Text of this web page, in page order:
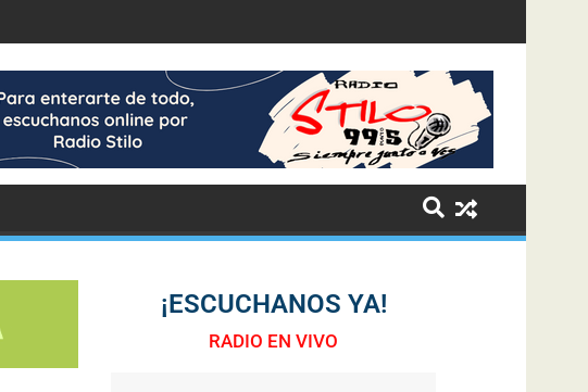
¡ESCUCHANOS YA!
RADIO EN VIVO